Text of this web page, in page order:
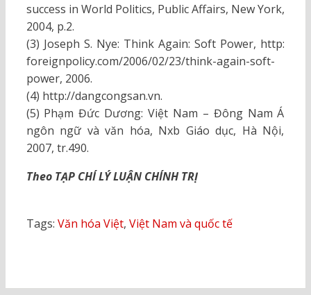
success in World Politics, Public Affairs, New York,
2004, p.2.
(3) Joseph S. Nye: Think Again: Soft Power, http:
foreignpolicy.com/2006/02/23/think-again-soft-
power, 2006.
(4) http://dangcongsan.vn.
(5) Phạm Đức Dương: Việt Nam – Đông Nam Á
ngôn ngữ và văn hóa, Nxb Giáo dục, Hà Nội,
2007, tr.490.
Theo TẠP CHÍ LÝ LUẬN CHÍNH TRỊ
Tags: Văn hóa Việt, Việt Nam và quốc tế